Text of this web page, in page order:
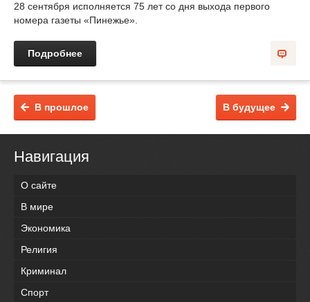
28 сентября исполняется 75 лет со дня выхода первого
номера газеты «Пинежье».
Подробнее
В будущее
В прошлое
Навигация
О сайте
В мире
Экономика
Религия
Криминал
Спорт